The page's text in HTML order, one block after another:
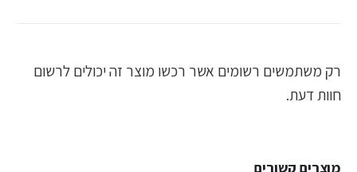
רק משתמשים רשומים אשר רכשו מוצר זה יכולים לרשום
חוות דעת.
מוצרים קשורים